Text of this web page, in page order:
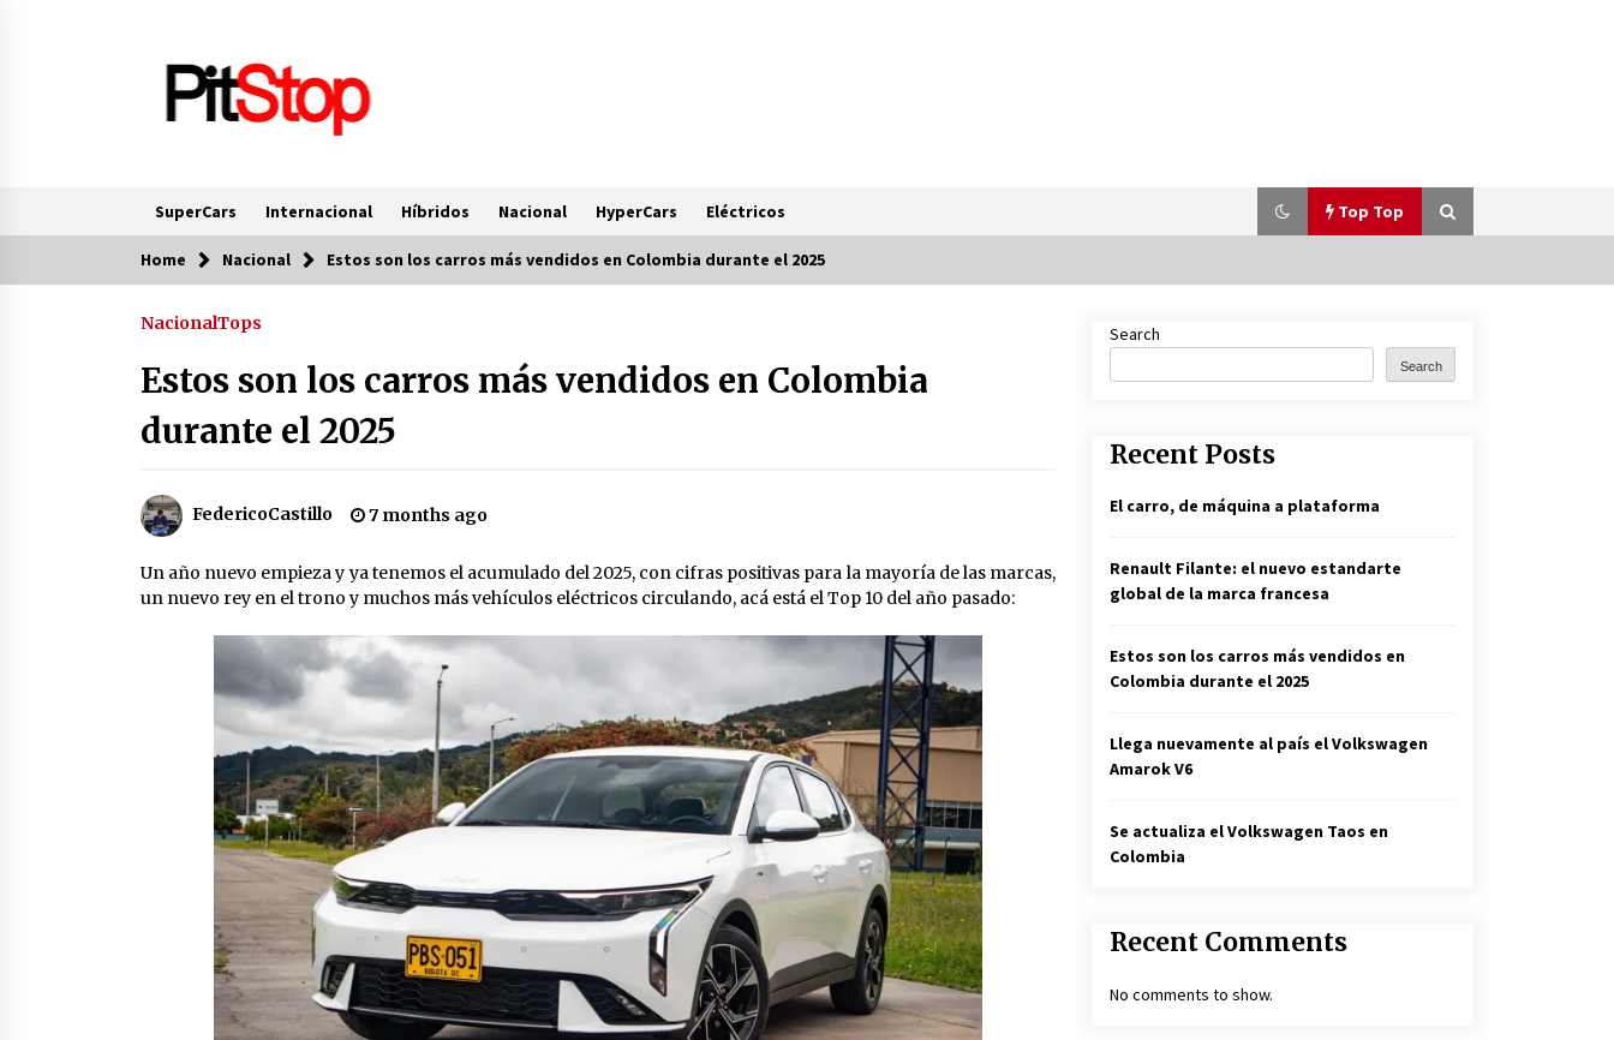
SuperCars Internacional Híbridos Nacional HyperCars Eléctricos Top Top
Top Top
del SF90 Stradale
11 months ago
de su historia
11 months ago
Porsche World Road Show 2025,
11 months ago
Home Nacional Estos son los carros más vendidos en Colombia durante el 2025
NacionalTops
Estos son los carros más vendidos en Colombia
durante el 2025
FedericoCastillo 7 months ago
Un año nuevo empieza y ya tenemos el acumulado del 2025, con cifras positivas para la mayoría de las marcas,
un nuevo rey en el trono y muchos más vehículos eléctricos circulando, acá está el Top 10 del año pasado:
Search
Search
Recent Posts
El carro, de máquina a plataforma
Renault Filante: el nuevo estandarte
global de la marca francesa
Estos son los carros más vendidos en
Colombia durante el 2025
Llega nuevamente al país el Volkswagen
Amarok V6
Se actualiza el Volkswagen Taos en
Colombia
Recent Comments
No comments to show.